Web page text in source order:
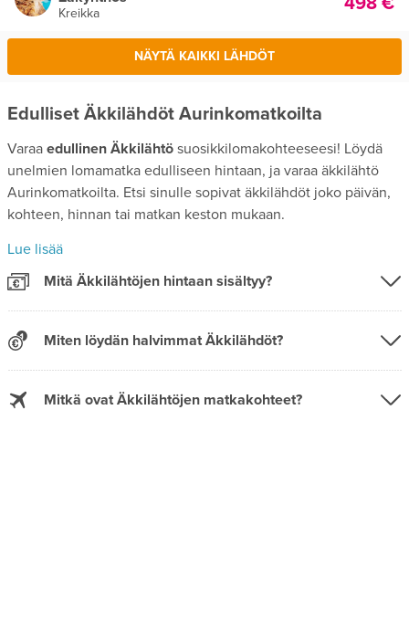
Kreikka
NÄYTÄ KAIKKI LÄHDÖT
Edulliset Äkkilähdöt Aurinkomatkoilta
Varaa edullinen Äkkilähtö suosikkilomakohteeseesi! Löydä
unelmien lomamatka edulliseen hintaan, ja varaa äkkilähtö
Aurinkomatkoilta. Etsi sinulle sopivat äkkilähdöt joko päivän,
kohteen, hinnan tai matkan keston mukaan.
Lue lisää
Mitä Äkkilähtöjen hintaan sisältyy?
Miten löydän halvimmat Äkkilähdöt?
Mitkä ovat Äkkilähtöjen matkakohteet?